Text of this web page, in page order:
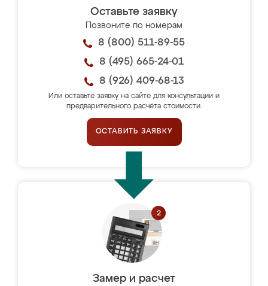
Оставьте заявку
Позвоните по номерам
8 (800) 511-89-55
8 (495) 665-24-01
8 (926) 409-68-13
Или оставьте заявку на сайте для консультации и
предварительного расчёта стоимости.
ОСТАВИТЬ ЗАЯВКУ
Замер и расчет